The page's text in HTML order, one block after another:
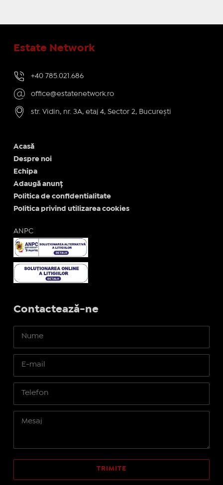
Estate Network
+40 785.021.686
office@estatenetwork.ro
str. Vidin, nr. 3A, etaj 4, Sector 2, București
Acasă
Despre noi
Echipa
Adaugă anunț
Politica de confidentialitate
Politica privind utilizarea cookies
ANPC
Contactează-ne